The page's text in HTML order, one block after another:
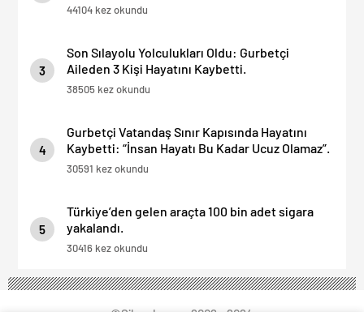
44104 kez okundu
3
Son Sılayolu Yolculukları Oldu: Gurbetçi
Aileden 3 Kişi Hayatını Kaybetti.
38505 kez okundu
4
Gurbetçi Vatandaş Sınır Kapısında Hayatını
Kaybetti: “İnsan Hayatı Bu Kadar Ucuz Olamaz”.
30591 kez okundu
5
Türkiye’den gelen araçta 100 bin adet sigara
yakalandı.
30416 kez okundu